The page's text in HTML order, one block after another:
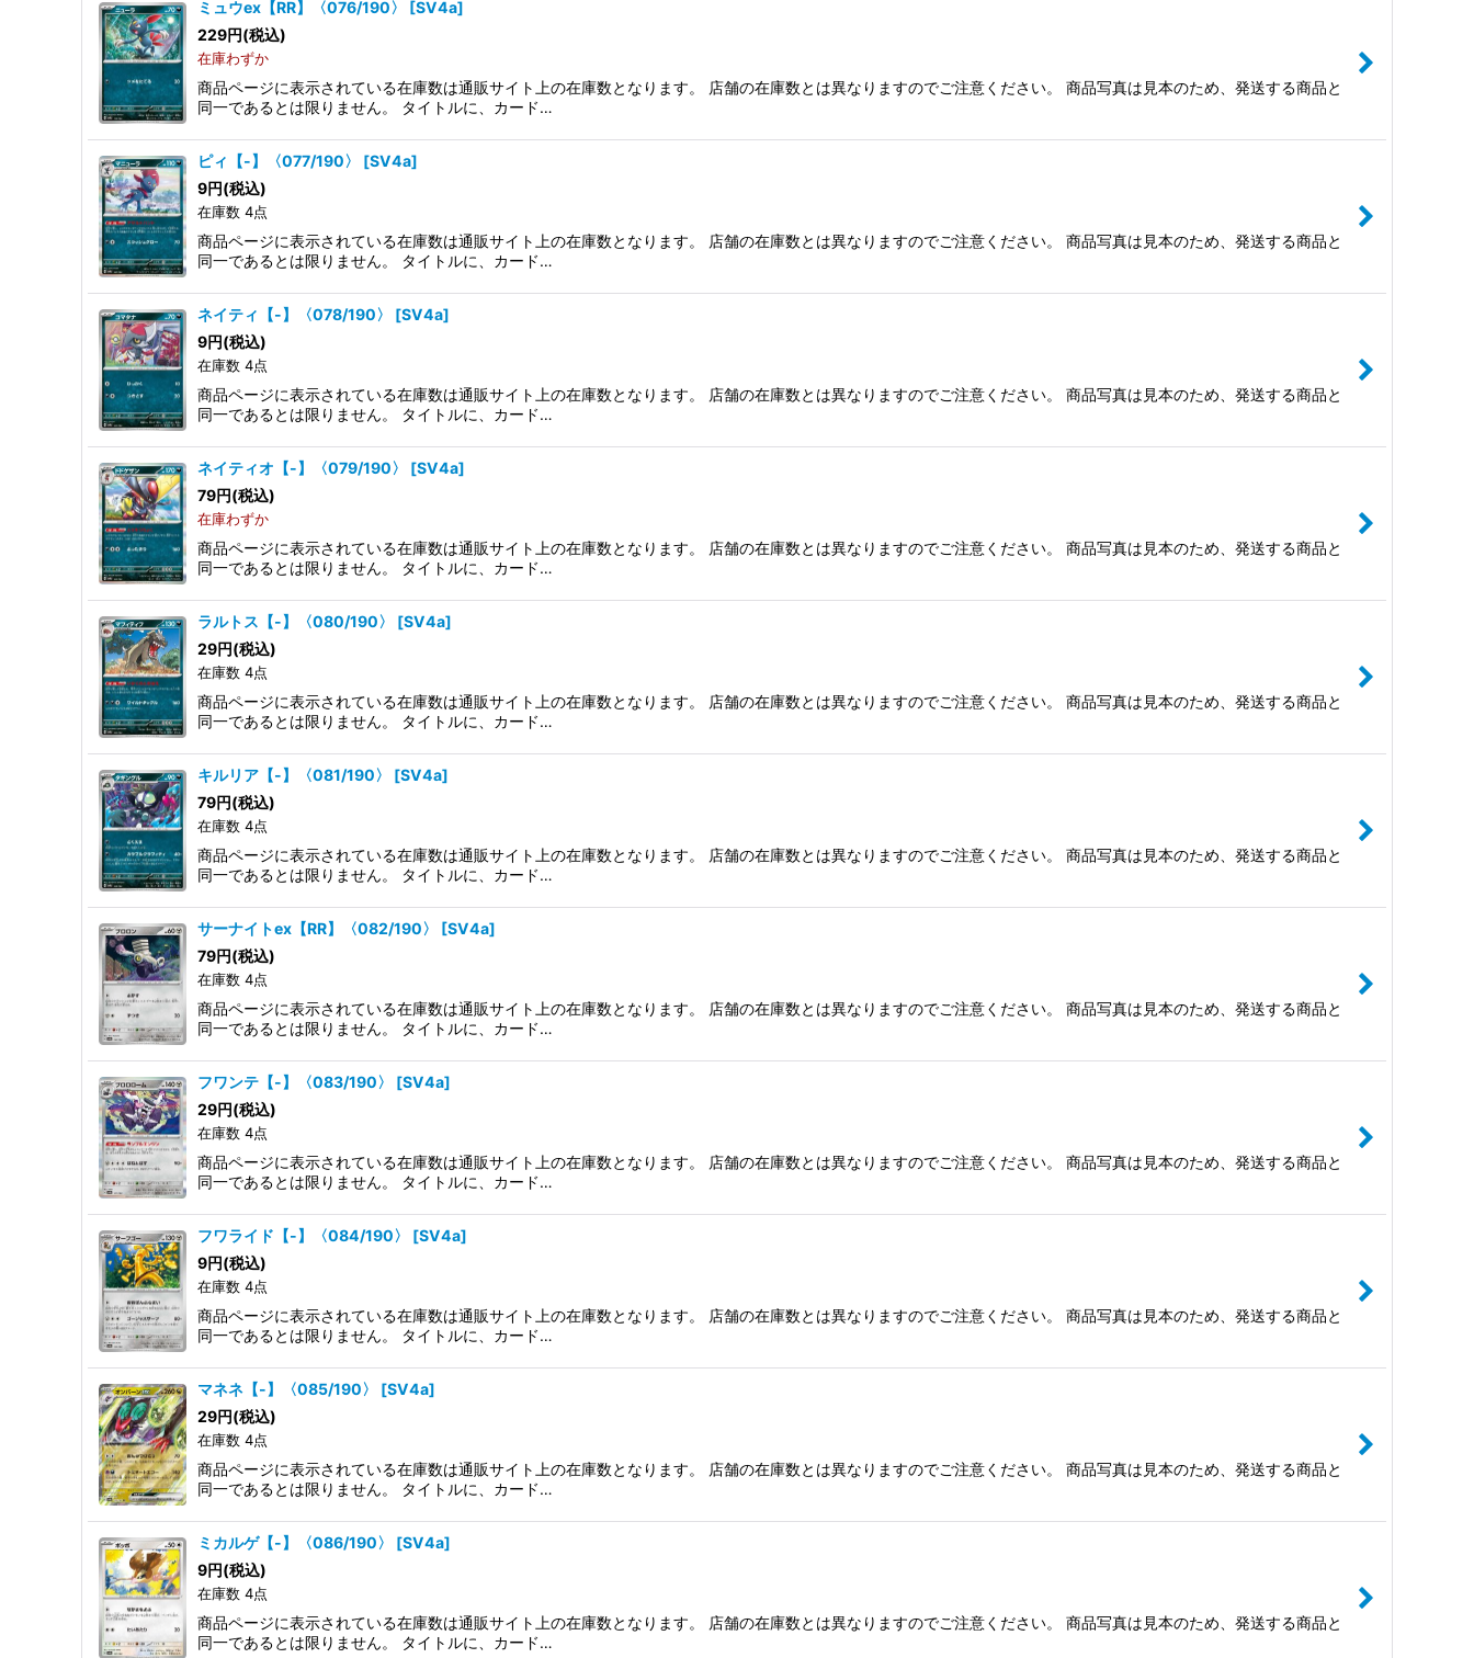
ミュウex【RR】〈076/190〉 [SV4a]
229円(税込)
在庫わずか
商品ページに表示されている在庫数は通販サイト上の在庫数となります。 店舗の在庫数とは異なりますのでご注意ください。 商品写真は見本のため、発送する商品と
同一であるとは限りません。 タイトルに、カード…
ピィ【-】〈077/190〉 [SV4a]
9円(税込)
在庫数 4点
商品ページに表示されている在庫数は通販サイト上の在庫数となります。 店舗の在庫数とは異なりますのでご注意ください。 商品写真は見本のため、発送する商品と
同一であるとは限りません。 タイトルに、カード…
ネイティ【-】〈078/190〉 [SV4a]
9円(税込)
在庫数 4点
商品ページに表示されている在庫数は通販サイト上の在庫数となります。 店舗の在庫数とは異なりますのでご注意ください。 商品写真は見本のため、発送する商品と
同一であるとは限りません。 タイトルに、カード…
ネイティオ【-】〈079/190〉 [SV4a]
79円(税込)
在庫わずか
商品ページに表示されている在庫数は通販サイト上の在庫数となります。 店舗の在庫数とは異なりますのでご注意ください。 商品写真は見本のため、発送する商品と
同一であるとは限りません。 タイトルに、カード…
ラルトス【-】〈080/190〉 [SV4a]
29円(税込)
在庫数 4点
商品ページに表示されている在庫数は通販サイト上の在庫数となります。 店舗の在庫数とは異なりますのでご注意ください。 商品写真は見本のため、発送する商品と
同一であるとは限りません。 タイトルに、カード…
キルリア【-】〈081/190〉 [SV4a]
79円(税込)
在庫数 4点
商品ページに表示されている在庫数は通販サイト上の在庫数となります。 店舗の在庫数とは異なりますのでご注意ください。 商品写真は見本のため、発送する商品と
同一であるとは限りません。 タイトルに、カード…
サーナイトex【RR】〈082/190〉 [SV4a]
79円(税込)
在庫数 4点
商品ページに表示されている在庫数は通販サイト上の在庫数となります。 店舗の在庫数とは異なりますのでご注意ください。 商品写真は見本のため、発送する商品と
同一であるとは限りません。 タイトルに、カード…
フワンテ【-】〈083/190〉 [SV4a]
29円(税込)
在庫数 4点
商品ページに表示されている在庫数は通販サイト上の在庫数となります。 店舗の在庫数とは異なりますのでご注意ください。 商品写真は見本のため、発送する商品と
同一であるとは限りません。 タイトルに、カード…
フワライド【-】〈084/190〉 [SV4a]
9円(税込)
在庫数 4点
商品ページに表示されている在庫数は通販サイト上の在庫数となります。 店舗の在庫数とは異なりますのでご注意ください。 商品写真は見本のため、発送する商品と
同一であるとは限りません。 タイトルに、カード…
マネネ【-】〈085/190〉 [SV4a]
29円(税込)
在庫数 4点
商品ページに表示されている在庫数は通販サイト上の在庫数となります。 店舗の在庫数とは異なりますのでご注意ください。 商品写真は見本のため、発送する商品と
同一であるとは限りません。 タイトルに、カード…
ミカルゲ【-】〈086/190〉 [SV4a]
9円(税込)
在庫数 4点
商品ページに表示されている在庫数は通販サイト上の在庫数となります。 店舗の在庫数とは異なりますのでご注意ください。 商品写真は見本のため、発送する商品と
同一であるとは限りません。 タイトルに、カード…